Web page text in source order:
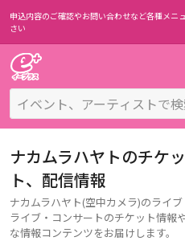
申込内容のご確認やお問い合わせなど各種メニュ
さい
ナカムラハヤトのチケ
ト、配信情報
ナカムラハヤト(空中カメラ)のライ
ライブ・コンサートのチケット情報
な情報コンテンツをお届けします。